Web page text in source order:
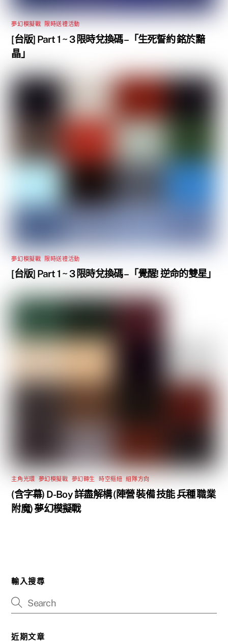
夢幻模擬戰 限時送禮活動
[台版] Part 1 ~ 3 限時兌換碼 –「生死誓約 銘於黯
晶」
夢幻模擬戰 限時送禮活動
[台版] Part 1 ~ 3 限時兌換碼 –「覺醒! 逆命的雙星」
主角光環 夢幻模擬戰 夢幻轉生 時空樞紐 ,組隊方向
(含字幕) D-Boy 詳盡解構 (陣營 裝備 技能 兵種 職業
附魔) 夢幻模擬戰
輸入搜尋
近期文章